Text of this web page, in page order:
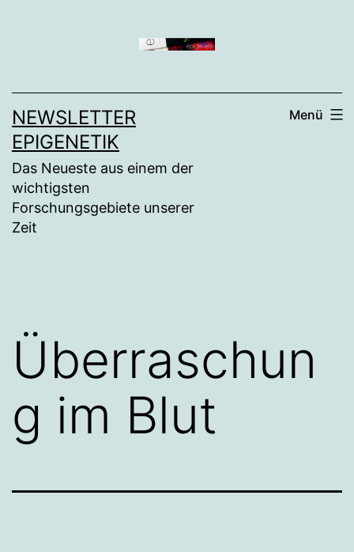
NEWSLETTER
EPIGENETIK
Das Neueste aus einem der
wichtigsten
Forschungsgebiete unserer
Zeit
Menü
Überraschun
g im Blut